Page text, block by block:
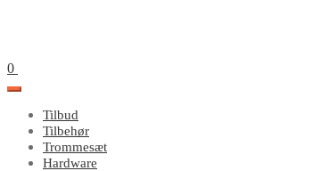
0
Tilbud
Tilbehør
Trommesæt
Hardware